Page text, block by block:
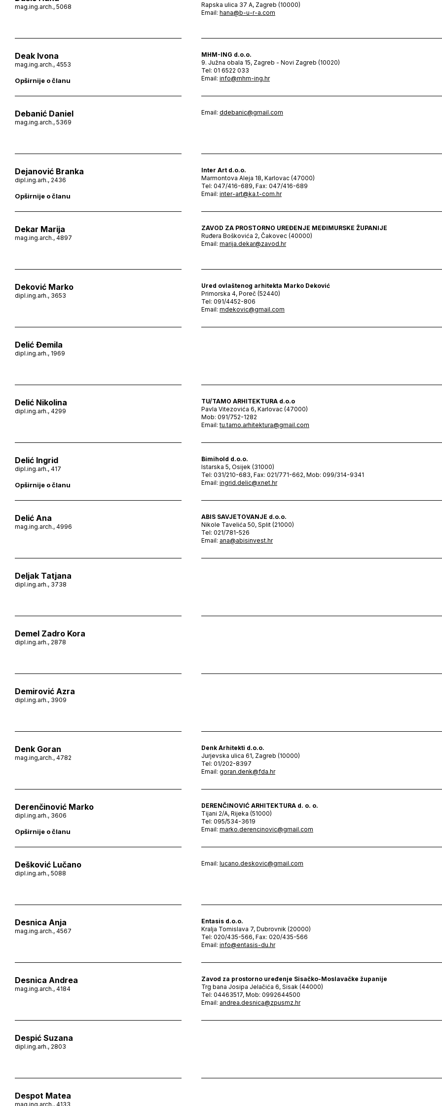
mag.ing.arch., 5068
Rapska ulica 37 A, Zagreb (10000)
Email: hana@b-u-r-a.com
Deak Ivona
mag.ing.arch., 4553
Opširnije o članu
MHM-ING d.o.o.
9. Južna obala 15, Zagreb - Novi Zagreb (10020)
Tel: 01 6522 033
Email: info@mhm-ing.hr
Debanić Daniel
mag.ing.arch., 5369
Email: ddebanic@gmail.com
Dejanović Branka
dipl.ing.arh., 2436
Opširnije o članu
Inter Art d.o.o.
Marmontova Aleja 18, Karlovac (47000)
Tel: 047/416-689, Fax: 047/416-689
Email: inter-art@ka.t-com.hr
Dekar Marija
mag.ing.arch., 4897
ZAVOD ZA PROSTORNO UREĐENJE MEĐIMURSKE ŽUPANIJE
Ruđera Boškovića 2, Čakovec (40000)
Email: marija.dekar@zavod.hr
Deković Marko
dipl.ing.arh., 3653
Ured ovlaštenog arhitekta Marko Deković
Primorska 4, Poreč (52440)
Tel: 091/4452-806
Email: mdekovic@gmail.com
Delić Đemila
dipl.ing.arh., 1969
Delić Nikolina
dipl.ing.arh., 4299
TU/TAMO ARHITEKTURA d.o.o
Pavla Vitezovića 6, Karlovac (47000)
Mob: 091/752-1282
Email:tu.tamo.arhitektura@gmail.com
Delić Ingrid
dipl.ing.arh., 417
Opširnije o članu
Bimihold d.o.o.
Istarska 5, Osijek (31000)
Tel: 031/210-683, Fax: 021/771-662, Mob: 099/314-9341
Email: ingrid.delic@xnet.hr
Delić Ana
mag.ing.arch., 4996
ABIS SAVJETOVANJE d.o.o.
Nikole Tavelića 50, Split (21000)
Tel: 021/781-526
Email: ana@abisinvest.hr
Deljak Tatjana
dipl.ing.arh., 3738
Demel Zadro Kora
dipl.ing.arh., 2878
Demirović Azra
dipl.ing.arh., 3909
Denk Goran
mag.ing,arch., 4782
Denk Arhitekti d.o.o.
Jurjevska ulica 61, Zagreb (10000)
Tel: 01/202-8397
Email: goran.denk@fda.hr
Derenčinović Marko
dipl.ing.arh., 3606
Opširnije o članu
DERENČINOVIĆ ARHITEKTURA d. o. o.
Tijani 2/A, Rijeka (51000)
Tel: 095/534-3619
Email: marko.derencinovic@gmail.com
Dešković Lučano
dipl.ing.arh., 5088
Email: lucano.deskovic@gmail.com
Desnica Anja
mag.ing.arch., 4567
Entasis d.o.o.
Kralja Tomislava 7, Dubrovnik (20000)
Tel: 020/435-566, Fax: 020/435-566
Email: info@entasis-du.hr
Desnica Andrea
mag.ing.arch., 4184
Zavod za prostorno uređenje Sisačko-Moslavačke županije
Trg bana Josipa Jelačića 6, Sisak (44000)
Tel: 04463517, Mob: 0992644500
Email: andrea.desnica@zpusmz.hr
Despić Suzana
dipl.ing.arh., 2803
Despot Matea
mag.ing.arch., 4133